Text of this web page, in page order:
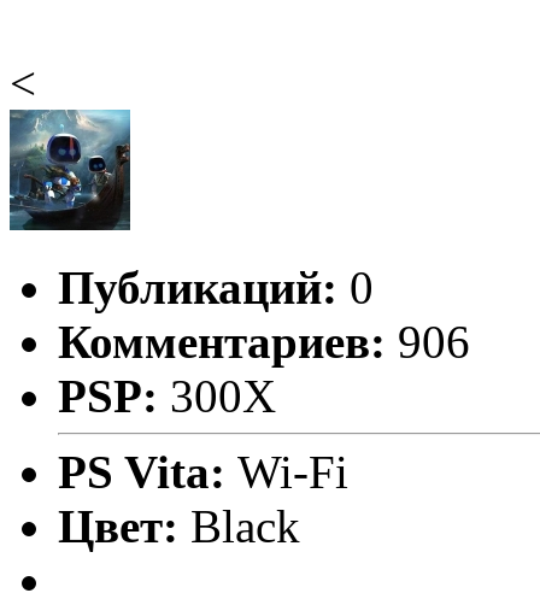
<
Публикаций: 0
Комментариев: 906
PSP: 300X
PS Vita: Wi-Fi
Цвет: Black